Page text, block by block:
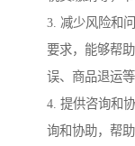
3. 减少风险和
要求，能够帮
误、商品退运等
4. 提供咨询和
询和协助，帮